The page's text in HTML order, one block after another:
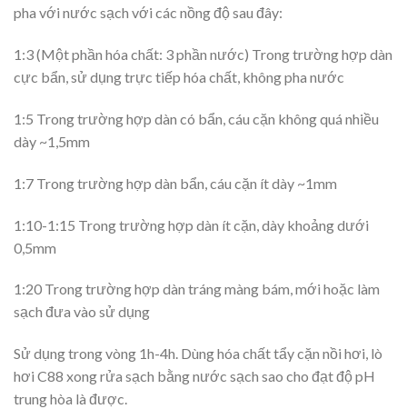
pha với nước sạch với các nồng độ sau đây:
1:3 (Một phần hóa chất: 3 phần nước) Trong trường hợp dàn
cực bẩn, sử dụng trực tiếp hóa chất, không pha nước
1:5 Trong trường hợp dàn có bẩn, cáu cặn không quá nhiều
dày ~1,5mm
1:7 Trong trường hợp dàn bẩn, cáu cặn ít dày ~1mm
1:10-1:15 Trong trường hợp dàn ít cặn, dày khoảng dưới
0,5mm
1:20 Trong trường hợp dàn tráng màng bám, mới hoặc làm
sạch đưa vào sử dụng
Sử dụng trong vòng 1h-4h. Dùng hóa chất tẩy cặn nồi hơi, lò
hơi C88 xong rửa sạch bằng nước sạch sao cho đạt độ pH
trung hòa là được.